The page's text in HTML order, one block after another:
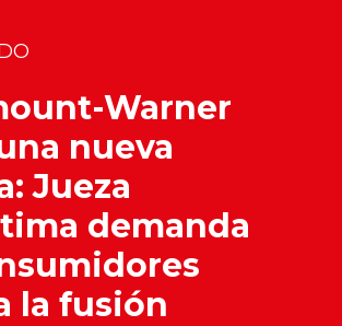
Warner
nueva
Jueza
demanda
la fusión